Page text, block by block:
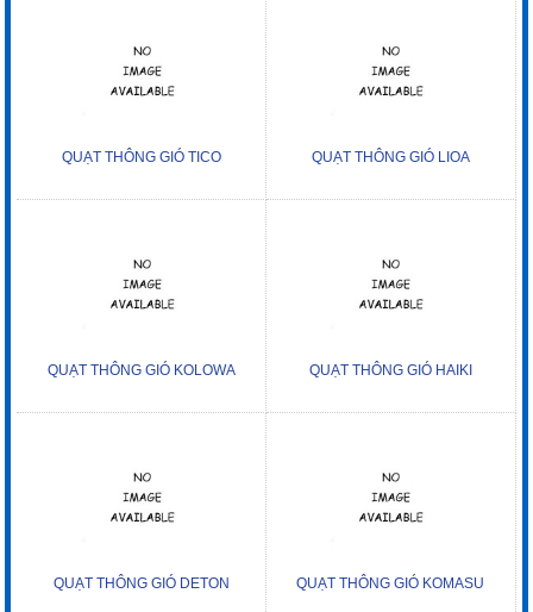
QUẠT THÔNG GIÓ TICO QUẠT THÔNG GIÓ LIOA
QUẠT THÔNG GIÓ KOLOWA QUẠT THÔNG GIÓ HAIKI
QUẠT THÔNG GIÓ DETON QUẠT THÔNG GIÓ KOMASU